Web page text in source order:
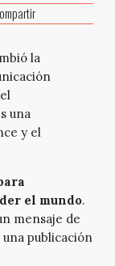
la
una
y el
el mundo.
mensaje de
publicación